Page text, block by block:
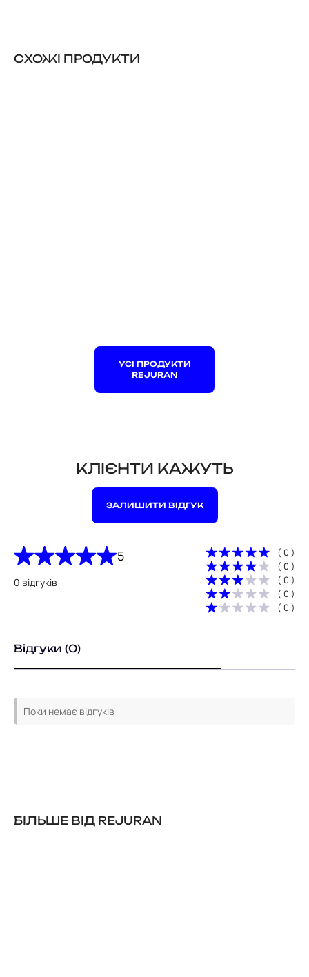
CХОЖІ ПРОДУКТИ
УСІ ПРОДУКТИ
REJURAN
КЛІЄНТИ КАЖУТЬ
ЗАЛИШИТИ ВІДГУК
5
0 відгуків
( 0 )
( 0 )
( 0 )
( 0 )
( 0 )
Відгуки (0)
Поки немає відгуків
БІЛЬШЕ ВІД REJURAN